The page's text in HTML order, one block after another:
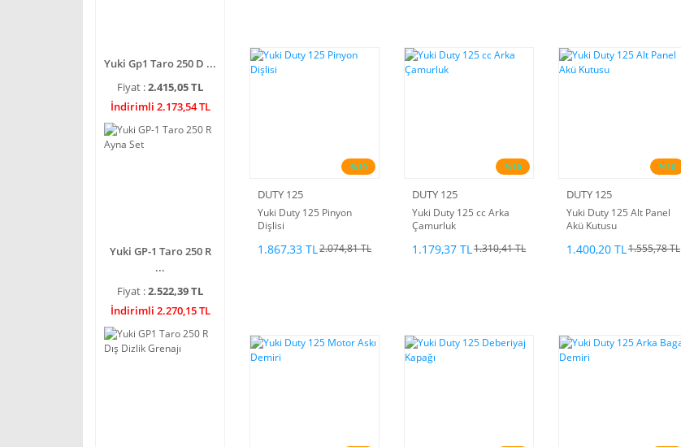
Yuki Gp1 Taro 250 D ...
Fiyat :2.415,05 TL
İndirimli 2.173,54 TL
Yuki GP-1 Taro 250 R
...
Fiyat :2.522,39 TL
İndirimli 2.270,15 TL
%10
DUTY 125
Yuki Duty 125 Pinyon
Dişlisi
1.867,33 TL 2.074,81 TL
%10
DUTY 125
Yuki Duty 125 cc Arka
Çamurluk
1.179,37 TL 1.310,41 TL
%10
DUTY 125
Yuki Duty 125 Alt Panel
Akü Kutusu
1.400,20 TL 1.555,78 TL